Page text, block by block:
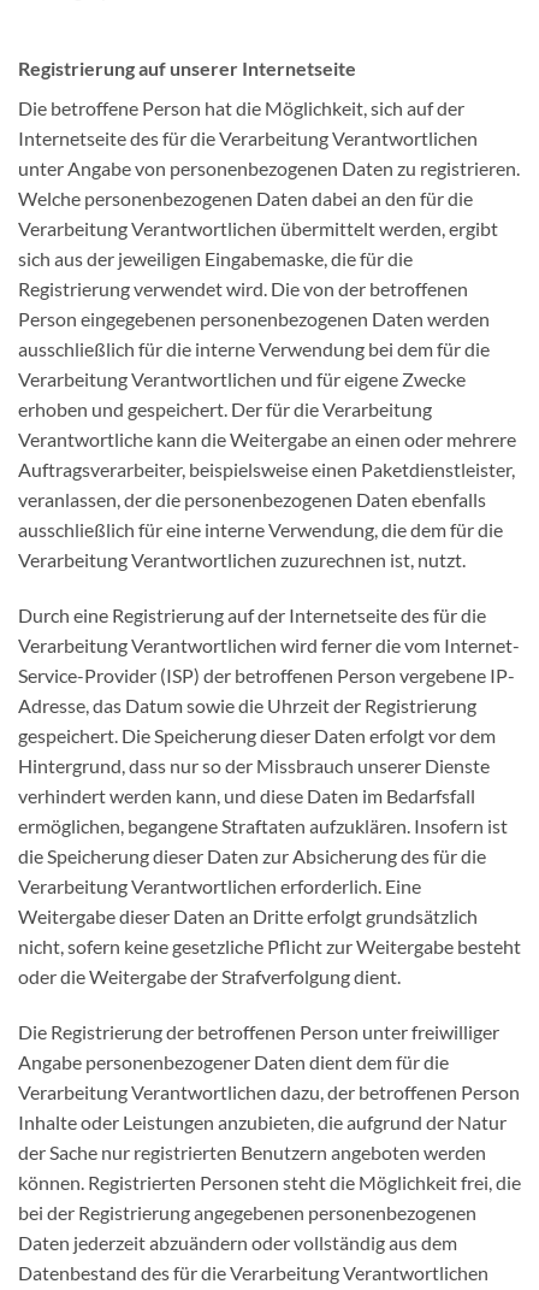
Registrierung auf unserer Internetseite
Die betroffene Person hat die Möglichkeit, sich auf der
Internetseite des für die Verarbeitung Verantwortlichen
unter Angabe von personenbezogenen Daten zu registrieren.
Welche personenbezogenen Daten dabei an den für die
Verarbeitung Verantwortlichen übermittelt werden, ergibt
sich aus der jeweiligen Eingabemaske, die für die
Registrierung verwendet wird. Die von der betroffenen
Person eingegebenen personenbezogenen Daten werden
ausschließlich für die interne Verwendung bei dem für die
Verarbeitung Verantwortlichen und für eigene Zwecke
erhoben und gespeichert. Der für die Verarbeitung
Verantwortliche kann die Weitergabe an einen oder mehrere
Auftragsverarbeiter, beispielsweise einen Paketdienstleister,
veranlassen, der die personenbezogenen Daten ebenfalls
ausschließlich für eine interne Verwendung, die dem für die
Verarbeitung Verantwortlichen zuzurechnen ist, nutzt.
Durch eine Registrierung auf der Internetseite des für die
Verarbeitung Verantwortlichen wird ferner die vom Internet-
Service-Provider (ISP) der betroffenen Person vergebene IP-
Adresse, das Datum sowie die Uhrzeit der Registrierung
gespeichert. Die Speicherung dieser Daten erfolgt vor dem
Hintergrund, dass nur so der Missbrauch unserer Dienste
verhindert werden kann, und diese Daten im Bedarfsfall
ermöglichen, begangene Straftaten aufzuklären. Insofern ist
die Speicherung dieser Daten zur Absicherung des für die
Verarbeitung Verantwortlichen erforderlich. Eine
Weitergabe dieser Daten an Dritte erfolgt grundsätzlich
nicht, sofern keine gesetzliche Pflicht zur Weitergabe besteht
oder die Weitergabe der Strafverfolgung dient.
Die Registrierung der betroffenen Person unter freiwilliger
Angabe personenbezogener Daten dient dem für die
Verarbeitung Verantwortlichen dazu, der betroffenen Person
Inhalte oder Leistungen anzubieten, die aufgrund der Natur
der Sache nur registrierten Benutzern angeboten werden
können. Registrierten Personen steht die Möglichkeit frei, die
bei der Registrierung angegebenen personenbezogenen
Daten jederzeit abzuändern oder vollständig aus dem
Datenbestand des für die Verarbeitung Verantwortlichen